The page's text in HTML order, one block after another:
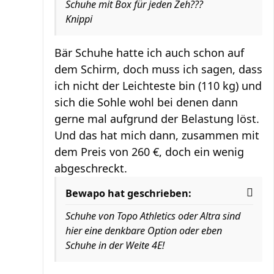
Schuhe mit Box für jeden Zeh???
Knippi
Bär Schuhe hatte ich auch schon auf
dem Schirm, doch muss ich sagen, dass
ich nicht der Leichteste bin (110 kg) und
sich die Sohle wohl bei denen dann
gerne mal aufgrund der Belastung löst.
Und das hat mich dann, zusammen mit
dem Preis von 260 €, doch ein wenig
abgeschreckt.
Bewapo hat geschrieben:
Schuhe von Topo Athletics oder Altra sind
hier eine denkbare Option oder eben
Schuhe in der Weite 4E!